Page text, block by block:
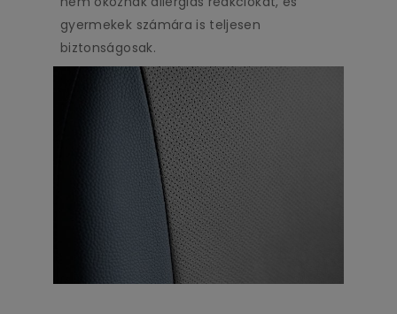
gyermekek számára is teljesen
biztonságosak.